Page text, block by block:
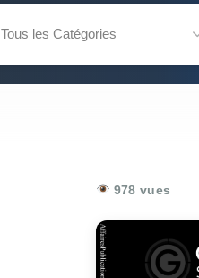
Tous les Catégories
978 vues